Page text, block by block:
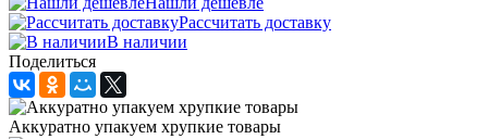
Рассчитать доставку
В наличии
Поделиться
Аккуратно упакуем хрупкие товары